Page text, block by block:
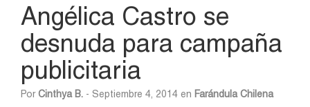
Angélica Castro se
desnuda para campaña
publicitaria
PorCinthya B. - Septiembre 4, 2014 en Farándula Chilena